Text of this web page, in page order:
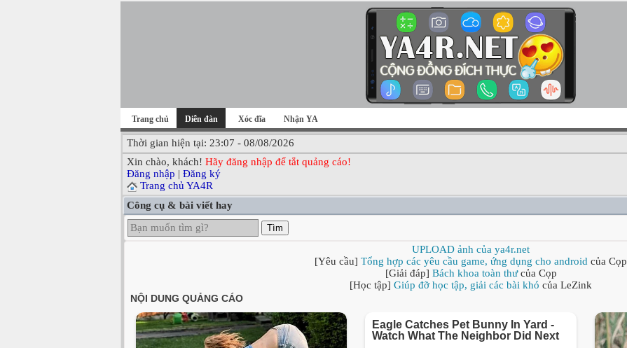
Trang chủ Diễn đàn Xóc đĩa Nhận YA
Thời gian hiện tại: 23:07 - 08/08/2026
Xin chào, khách! Hãy đăng nhập để tắt quảng cáo!
Đăng nhập | Đăng ký
Trang chủ YA4R
Công cụ & bài viết hay
Tìm
UPLOAD ảnh của ya4r.net
[Yêu cầu] Tổng hợp các yêu cầu game, ứng dụng cho android của Cọp
[Giải đáp] Bách khoa toàn thưcủa Cọp
[Học tập] Giúp đỡ học tập, giải các bài khó của LeZink